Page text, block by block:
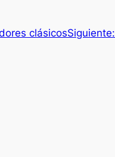
clásicosSiguiente: